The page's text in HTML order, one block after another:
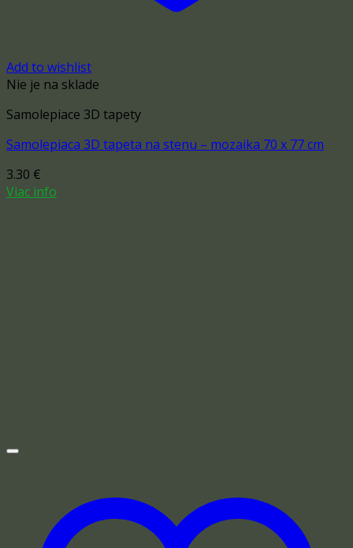
Add to wishlist
Nie je na sklade
Samolepiace 3D tapety
Samolepiaca 3D tapeta na stenu – mozaika 70 x 77 cm
3.30 €
Viac info